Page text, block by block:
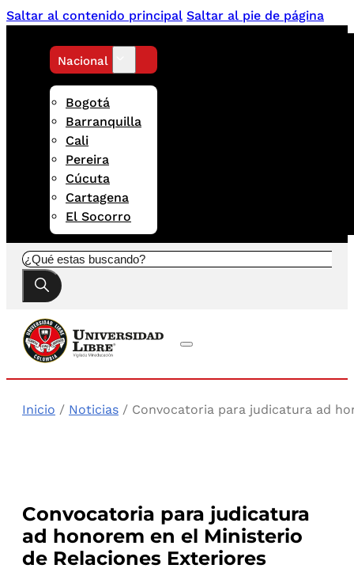
Saltar al contenido principal Saltar al pie de página
Nacional
Bogotá
Barranquilla
Cali
Pereira
Cúcuta
Cartagena
El Socorro
Buscar
Inicio / Noticias / Convocatoria para judicatura ad
Convocatoria para judicatura
ad honorem en el Ministerio
de Relaciones Exteriores